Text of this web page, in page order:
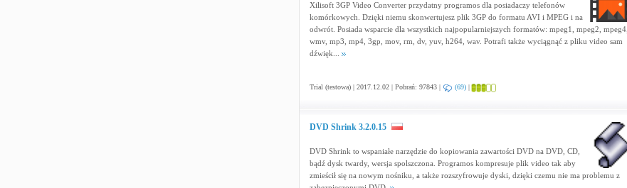
Xilisoft 3GP Video Converter przydatny programos dla posiadaczy telefonów
komórkowych. Dzięki niemu skonwertujesz plik 3GP do formatu AVI i MPEG i na
odwrót. Posiada wsparcie dla wszystkich najpopularniejszych formatów: mpeg1, mpeg2, mpeg4,
wmv, mp3, mp4, 3gp, mov, rm, dv, yuv, h264, wav. Potrafi także wyciągnąć z pliku video sam
dźwięk...
Trial (testowa) | 2017.12.02 | Pobrań: 97843 | (69)|
DVD Shrink 3.2.0.15
DVD Shrink to wspaniałe narzędzie do kopiowania zawartości DVD na DVD, CD,
bądź dysk twardy, wersja spolszczona. Programos kompresuje plik video tak aby
zmieścił się na nowym nośniku, a także rozszyfrowuje dyski, dzięki czemu nie ma problemu z